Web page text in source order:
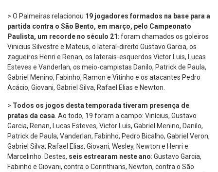
> O Palmeiras relacionou 19 jogadores formados na base para a
partida contra o São Bento, em março, pelo Campeonato
Paulista, um recorde no século 21 : foram chamados os goleiros
Vinicius Silvestre e Mateus, o lateral-direito Gustavo Garcia, os
zagueiros Henri e Renan, os laterais-esquerdos Victor Luis, Lucas
Esteves e Vanderlan, os meio-campistas Danilo, Patrick de Paula,
Gabriel Menino, Fabinho, Ramon e Vitinho e os atacantes Pedro
Acácio, Giovani, Gabriel Silva, Rafael Elias e Newton.
> Todos os jogos desta temporada tiveram presença de
pratas da casa . Ao todo, 19 foram a campo: Vinícius, Gustavo
Garcia, Renan, Lucas Esteves, Victor Luis, Gabriel Menino, Danilo,
Patrick de Paula, Vanderlan, Fabinho, Pedro Bicalho, Gabriel Veron,
Gabriel Silva, Rafael Elias, Giovani, Wesley, Newton e Henri e
Marcelinho. Destes, seis estrearam neste ano: Gustavo Garcia,
Fabinho e Giovani, contra o Corinthians, Newton, contra o São